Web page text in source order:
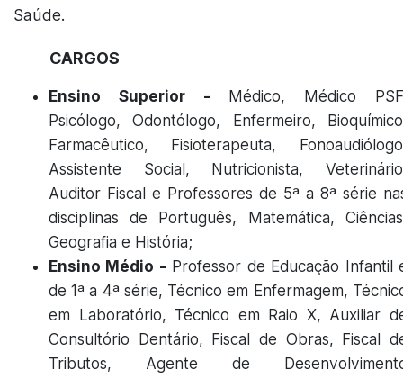
Saúde.
CARGOS
Ensino Superior - Médico, Médico
Psicólogo, Odontólogo, Enfermeiro,
Farmacêutico, Fisioterapeuta,
Assistente Social, Nutricionista,
Auditor Fiscal e Professores de 5ª a 8ª série
disciplinas de Português, Matemática,
Geografia e História;
Ensino Médio - Professor de Educação Infantil
de 1ª a 4ª série, Técnico em Enfermagem,
em Laboratório, Técnico em Raio X, Auxiliar
Consultório Dentário, Fiscal de Obras, Fiscal
Tributos, Agente de